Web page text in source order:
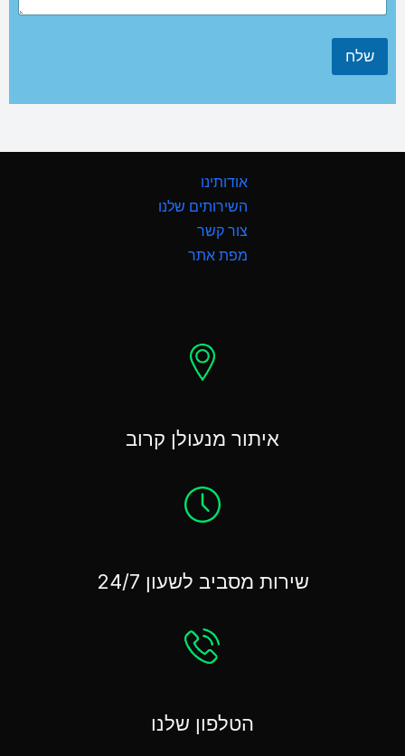
שלח
אודותינו
השירותים שלנו
צור קשר
מפת אתר
איתור מנעולן קרוב
שירות מסביב לשעון 24/7
הטלפון שלנו